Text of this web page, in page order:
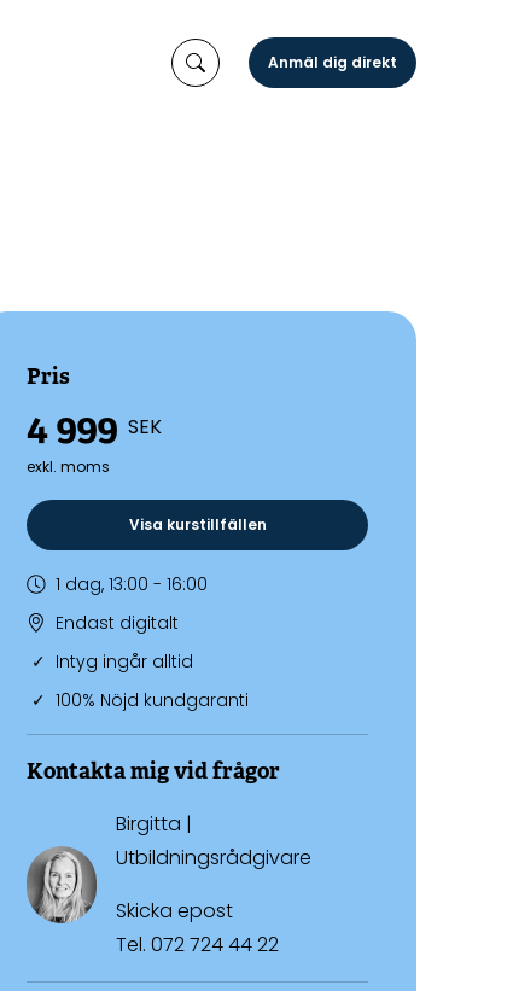
Anmäl dig direkt
Pris
4 999 SEK
exkl. moms
Visa kurstillfällen
1 dag, 13:00 - 16:00
Endast digitalt
Intyg ingår alltid
100% Nöjd kundgaranti
Kontakta mig vid frågor
Birgitta |
Utbildningsrådgivare
Skicka epost
Tel.072 724 44 22